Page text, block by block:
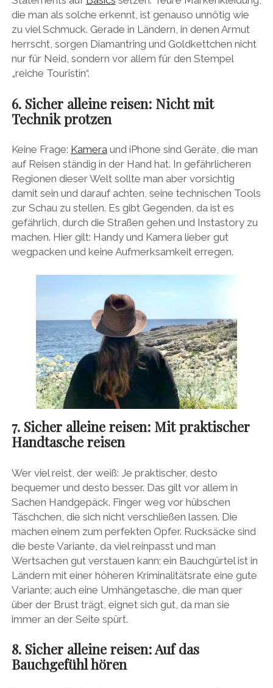
die man als solche erkennt, ist genauso unnötig wie
zu viel Schmuck. Gerade in Ländern, in denen Armut
herrscht, sorgen Diamantring und Goldkettchen nicht
nur für Neid, sondern vor allem für den Stempel
„reiche Touristin“.
6. Sicher alleine reisen: Nicht mit
Technik protzen
Keine Frage: Kameraund iPhone sind Geräte, die man
auf Reisen ständig in der Hand hat. In gefährlicheren
Regionen dieser Welt sollte man aber vorsichtig
damit sein und darauf achten, seine technischen Tools
zur Schau zu stellen. Es gibt Gegenden, da ist es
gefährlich, durch die Straßen gehen und Instastory zu
machen. Hier gilt: Handy und Kamera lieber gut
wegpacken und keine Aufmerksamkeit erregen.
7. Sicher alleine reisen: Mit praktischer
Handtasche reisen
Wer viel reist, der weiß: Je praktischer, desto
bequemer und desto besser. Das gilt vor allem in
Sachen Handgepäck. Finger weg vor hübschen
Täschchen, die sich nicht verschließen lassen. Die
machen einem zum perfekten Opfer. Rucksäcke sind
die beste Variante, da viel reinpasst und man
Wertsachen gut verstauen kann; ein Bauchgürtel ist in
Ländern mit einer höheren Kriminalitätsrate eine gute
Variante; auch eine Umhängetasche, die man quer
über der Brust trägt, eignet sich gut, da man sie
immer an der Seite spürt.
8. Sicher alleine reisen: Auf das
Bauchgefühl hören